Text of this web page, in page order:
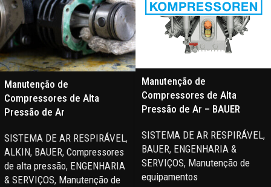
Manutenção de
Compressores de Alta
Pressão de Ar
SISTEMA DE AR RESPIRÁVEL,
ALKIN, BAUER, Compressores
de alta pressão, ENGENHARIA
& SERVIÇOS, Manutenção de
Manutenção de
Compressores de Alta
Pressão de Ar – BAUER
SISTEMA DE AR RESPIRÁVEL,
BAUER, ENGENHARIA &
SERVIÇOS, Manutenção de
equipamentos